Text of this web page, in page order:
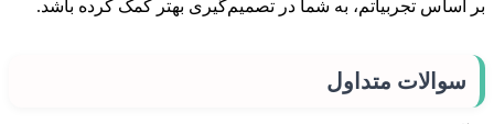
بر اساس تجربیاتم، به شما در تصمیم‌گیری بهتر کمک کرده باشد.
سوالات متداول